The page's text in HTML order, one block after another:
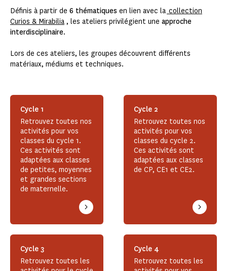
Définis à partir de 6 thématiques en lien avec la collection
Curios & Mirabilia , les ateliers privilégient une approche
interdisciplinaire.
Lors de ces ateliers, les groupes découvrent différents
matériaux, médiums et techniques.
Cycle 1
Retrouvez toutes nos
activités pour vos
classes du cycle 1.
Ces activités sont
adaptées aux classes
de petites, moyennes
et grandes sections
de maternelle.
Cycle 2
Retrouvez toutes nos
activités pour vos
classes du cycle 2.
Ces activités sont
adaptées aux classes
de CP, CE1 et CE2.
Cycle 3
Retrouvez toutes les
Cycle 4
Retrouvez toutes les